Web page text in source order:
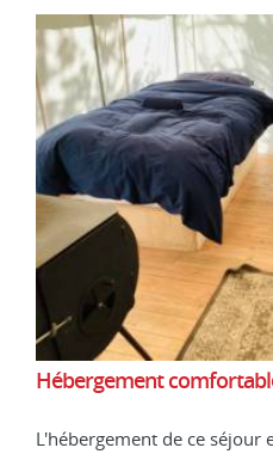
Hébergement
L'hébergement de ce séjour